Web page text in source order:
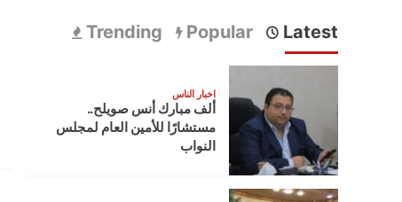
Latest
Popular
Trending
اخبار الناس
ألف مبارك أنس صويلح..
مستشارًا للأمين العام لمجلس
النواب